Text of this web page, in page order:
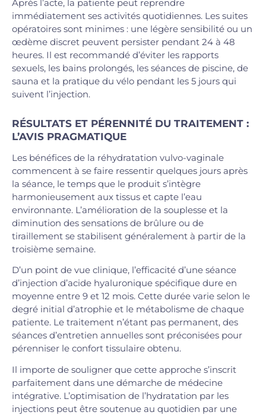
Après l’acte, la patiente peut reprendre
immédiatement ses activités quotidiennes. Les suites
opératoires sont minimes : une légère sensibilité ou un
œdème discret peuvent persister pendant 24 à 48
heures. Il est recommandé d’éviter les rapports
sexuels, les bains prolongés, les séances de piscine, de
sauna et la pratique du vélo pendant les 5 jours qui
suivent l’injection.
RÉSULTATS ET PÉRENNITÉ DU TRAITEMENT :
L’AVIS PRAGMATIQUE
Les bénéfices de la réhydratation vulvo-vaginale
commencent à se faire ressentir quelques jours après
la séance, le temps que le produit s’intègre
harmonieusement aux tissus et capte l’eau
environnante. L’amélioration de la souplesse et la
diminution des sensations de brûlure ou de
tiraillement se stabilisent généralement à partir de la
troisième semaine.
D’un point de vue clinique, l’efficacité d’une séance
d’injection d’acide hyaluronique spécifique dure en
moyenne entre 9 et 12 mois. Cette durée varie selon le
degré initial d’atrophie et le métabolisme de chaque
patiente. Le traitement n’étant pas permanent, des
séances d’entretien annuelles sont préconisées pour
pérenniser le confort tissulaire obtenu.
Il importe de souligner que cette approche s’inscrit
parfaitement dans une démarche de médecine
intégrative. L’optimisation de l’hydratation par les
injections peut être soutenue au quotidien par une